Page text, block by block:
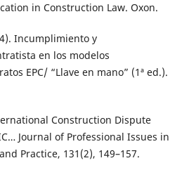
in Construction Law. Oxon.
Incumplimiento y
en los modelos
EPC/ “Llave en mano” (1ª ed.).
Construction Dispute
Journal of Professional Issues in
Practice, 131(2), 149–157.